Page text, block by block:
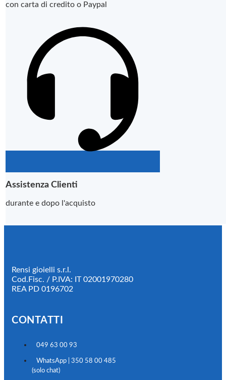
con carta di credito o Paypal
Assistenza Clienti
durante e dopo l'acquisto
Rensi gioielli s.r.l.
Cod.Fisc. / P.IVA: IT 02001970280
REA PD 0196702
CONTATTI
049 63 00 93
WhatsApp | 350 58 00 485
(solo chat)